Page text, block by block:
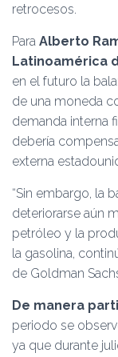
retrocesos.
Para Alberto
Latinoamérica
en el futuro la
de una moneda
demanda interna
debería
externa
“Sin embargo, la
deteriorarse aún
petróleo y la
la gasolina,
de Goldman
De manera
periodo se
ya que durante